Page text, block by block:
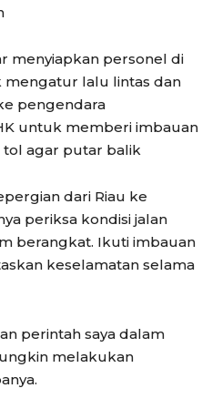
menyiapkan personel di
mengatur lalu lintas dan
pengendara
untuk memberi imbauan
agar putar balik
dari Riau ke
periksa kondisi jalan
berangkat. Ikuti imbauan
keselamatan selama
perintah saya dalam
melakukan